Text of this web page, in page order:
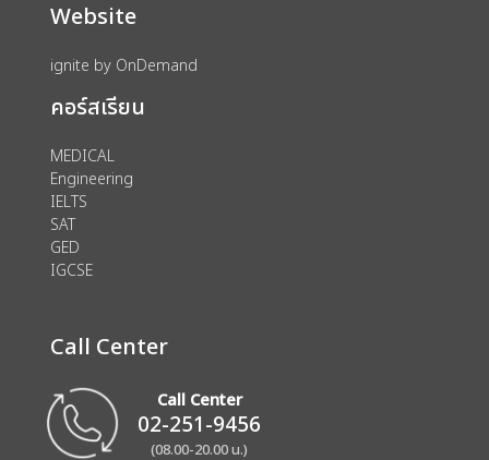
Website
ignite by OnDemand
คอร์สเรียน
MEDICAL
Engineering
IELTS
SAT
GED
IGCSE
Call Center
Call Center
02-251-9456
(08.00-20.00 น.)